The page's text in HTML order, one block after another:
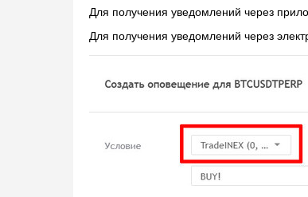
Для получения уведомлений через
Для получения уведомлений через